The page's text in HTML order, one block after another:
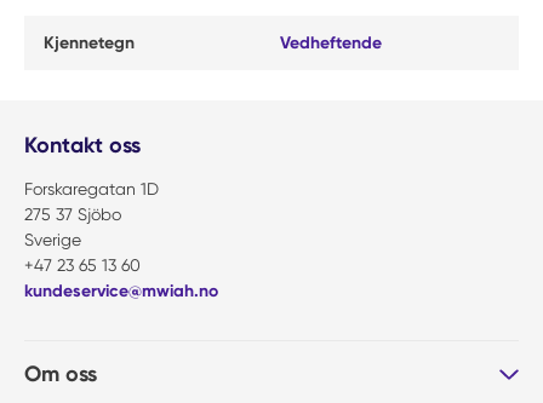
Kjennetegn Vedheftende
Kontakt oss
Forskaregatan 1D
275 37 Sjöbo
Sverige
+47 23 65 13 60
kundeservice@mwiah.no
Om oss